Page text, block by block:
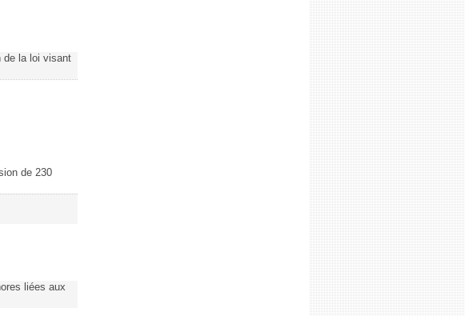
de la loi visant
de 230
liées aux